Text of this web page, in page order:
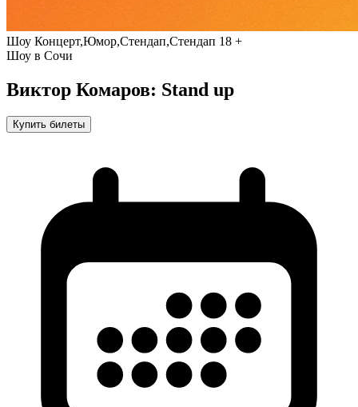
Шоу Концерт,Юмор,Стендап,Стендап 18 +
Шоу в Сочи
Виктор Комаров: Stand up
Купить билеты